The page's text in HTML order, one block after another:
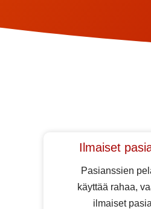
Ilmaiset
Pasianssien
käyttää rahaa,
ilmaiset